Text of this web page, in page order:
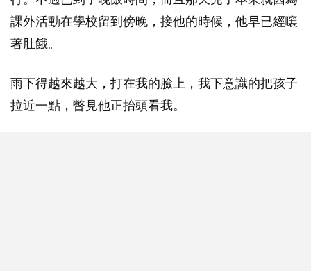
課外活動在學校留到傍晚，接他的時候，他早已經嚷
著肚餓。
雨下得越來越大，打在我的臉上，我下意識的把孩子
拉近一點，瞥見他正抬頭看我。